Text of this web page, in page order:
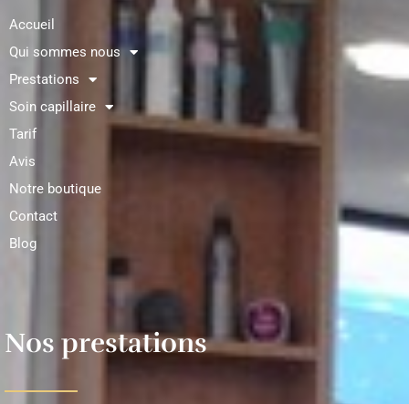
Accueil
Qui sommes nous
Prestations
Soin capillaire
Tarif
Avis
Notre boutique
Contact
Blog
Nos prestations